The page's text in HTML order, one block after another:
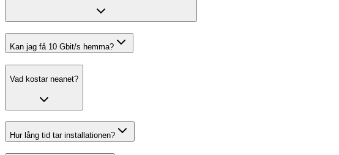
Kan jag få 10 Gbit/s hemma?
Vad kostar neanet?
Hur lång tid tar installationen?